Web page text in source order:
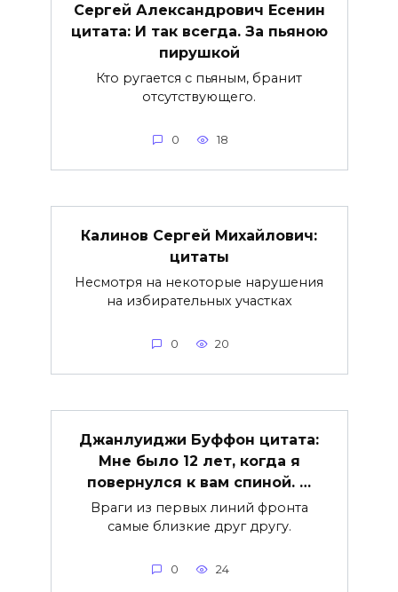
Сергей Александрович Есенин
цитата: И так всегда. За пьяною
пирушкой
Кто ругается с пьяным, бранит
отсутствующего.
0 18
Калинов Сергей Михайлович:
цитаты
Несмотря на некоторые нарушения
на избирательных участках
0 20
Джанлуиджи Буффон цитата:
Мне было 12 лет, когда я
повернулся к вам спиной. …
Враги из первых линий фронта
самые близкие друг другу.
0 24